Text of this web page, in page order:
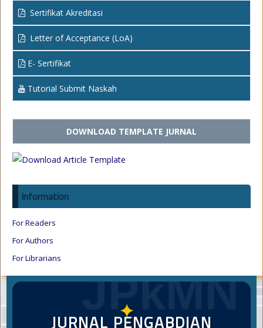
Sertifikat Akreditasi
Letter of Acceptance (LoA)
E- Sertifikat
Tutorial Submit Naskah
DOWNLOAD TEMPLATE JURNAL
Information
For Readers
For Authors
For Librarians
JPkMN
✦
JURNAL PENGABDIAN